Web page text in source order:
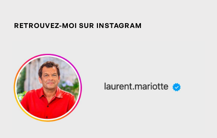
RETROUVEZ-MOI SUR INSTAGRAM